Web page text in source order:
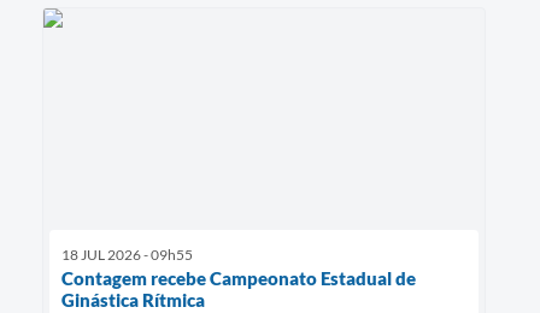
18 JUL 2026 - 09h55
Contagem recebe Campeonato Estadual de
Ginástica Rítmica